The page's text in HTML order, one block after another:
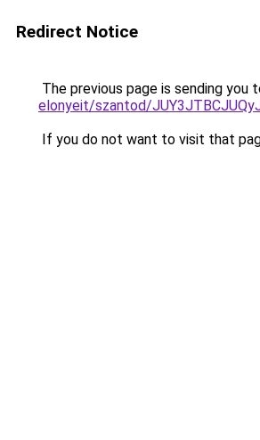
Redirect Notice
The previous page is sending you
elonyeit/szantod/
If you do not want to visit that